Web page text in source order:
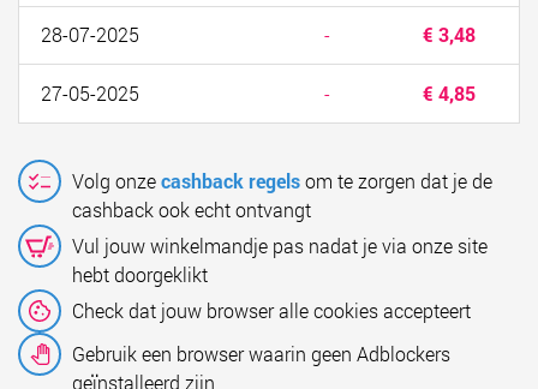
28-07-2025 - € 3,48
27-05-2025 - € 4,85
Volg onzecashback regelsom te zorgen dat je de
cashback ook echt ontvangt
Vul jouw winkelmandje pas nadat je via onze site
hebt doorgeklikt
Check dat jouw browser alle cookies accepteert
Gebruik een browser waarin geen Adblockers
geïnstalleerd zijn